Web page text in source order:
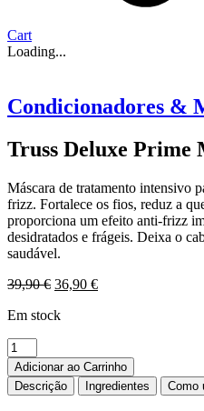
Cart
Loading...
Condicionadores &
Truss Deluxe Prime
Máscara de tratamento intensivo
frizz. Fortalece os fios, reduz a
proporciona um efeito anti-frizz
desidratados e frágeis. Deixa o
saudável.
39,90€ O
original
36,90 €O
Em stock
Quantidade
de
Truss
Deluxe
Adicionar ao Carrinho
Descrição
Ingredientes Como